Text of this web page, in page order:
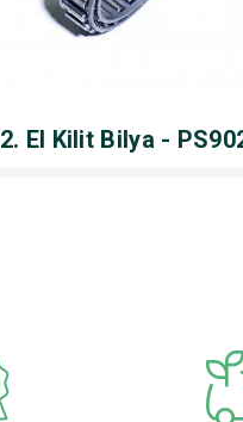
2. El Kilit Bilya -